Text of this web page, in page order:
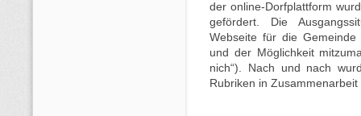
der online-Dorfplattform
gefördert. Die
Webseite für die
und der Möglichkeit
nich“). Nach und nach
Rubriken in